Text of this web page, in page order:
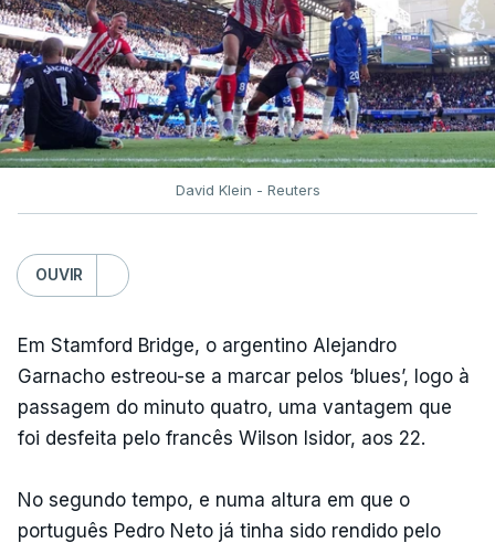
David Klein - Reuters
OUVIR
Em Stamford Bridge, o argentino Alejandro
Garnacho estreou-se a marcar pelos ‘blues’, logo à
passagem do minuto quatro, uma vantagem que
foi desfeita pelo francês Wilson Isidor, aos 22.
No segundo tempo, e numa altura em que o
português Pedro Neto já tinha sido rendido pelo